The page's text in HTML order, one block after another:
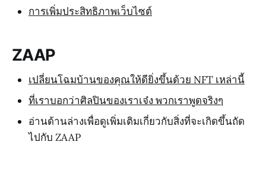
การเพิ่มประสิทธิภาพเว็บไซต์
ZAAP
เปลี่ยนโฉมบ้านของคุณให้ดียิ่งขึ้นด้วย NFT เหล่านี้
ที่เราบอกว่าศิลปินของเราเจ๋ง พวกเราพูดจริงๆ
อ่านด้านล่างเพื่อดูเพิ่มเติมเกี่ยวกับสิ่งที่จะเกิดขึ้นถัด
ไปกับ ZAAP